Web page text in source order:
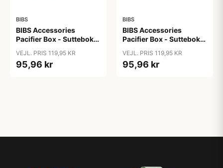
BIBS
BIBS Accessories
Pacifier Box - Sutteboks
Baby Pink
VEJL. PRIS 119,95 KR
95,96 kr
BIBS
BIBS Accessories
Pacifier Box - Sutteboks
Blossom
VEJL. PRIS 119,95 KR
95,96 kr